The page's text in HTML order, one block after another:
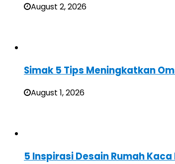
August 2, 2026
Simak 5 Tips Meningkatkan
August 1, 2026
5 Inspirasi Desain Rumah